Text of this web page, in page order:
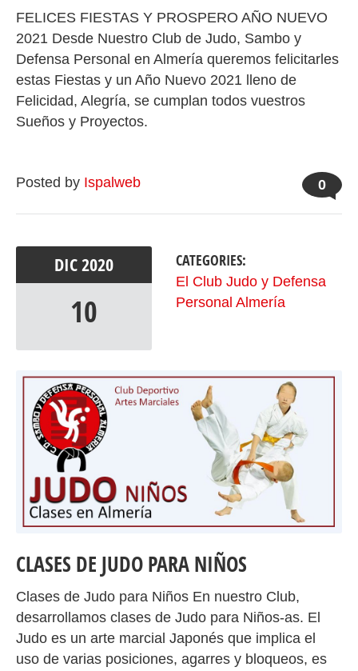
FELICES FIESTAS Y PROSPERO AÑO NUEVO
2021 Desde Nuestro Club de Judo, Sambo y
Defensa Personal en Almería queremos felicitarles
estas Fiestas y un Año Nuevo 2021 lleno de
Felicidad, Alegría, se cumplan todos vuestros
Sueños y Proyectos.
Posted by Ispalweb 0
DIC2020
10
CATEGORIES:
El Club Judo y Defensa
Personal Almería
CLASES DE JUDO PARA NIÑOS
Clases de Judo para Niños En nuestro Club,
desarrollamos clases de Judo para Niños-as. El
Judo es un arte marcial Japonés que implica el
uso de varias posiciones, agarres y bloqueos, es